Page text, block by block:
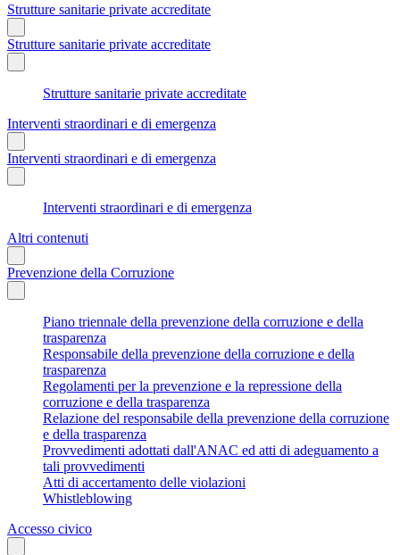
Strutture sanitarie private accreditate
Strutture sanitarie private accreditate
Strutture sanitarie private accreditate
Interventi straordinari e di emergenza
Interventi straordinari e di emergenza
Interventi straordinari e di emergenza
Altri contenuti
Prevenzione della Corruzione
Piano triennale della prevenzione della corruzione e della
trasparenza
Responsabile della prevenzione della corruzione e della
trasparenza
Regolamenti per la prevenzione e la repressione della
corruzione e della trasparenza
Relazione del responsabile della prevenzione della corruzione
e della trasparenza
Provvedimenti adottati dall'ANAC ed atti di adeguamento a
tali provvedimenti
Atti di accertamento delle violazioni
Whistleblowing
Accesso civico